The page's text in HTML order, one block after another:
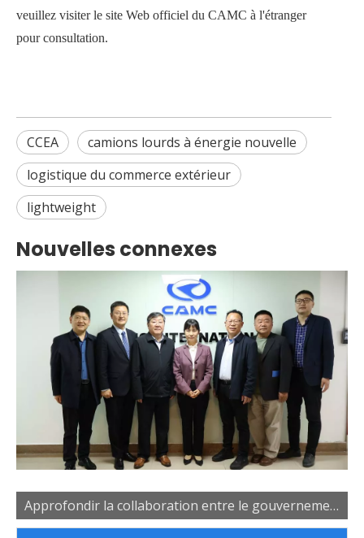
veuillez visiter le site Web officiel du CAMC à l'étranger
pour consultation.
CCEA
camions lourds à énergie nouvelle
logistique du commerce extérieur
lightweight
Nouvelles connexes
Approfondir la collaboration entre le gouvernement, les universités et les entreprises pour favoriser le développement des talents industriels